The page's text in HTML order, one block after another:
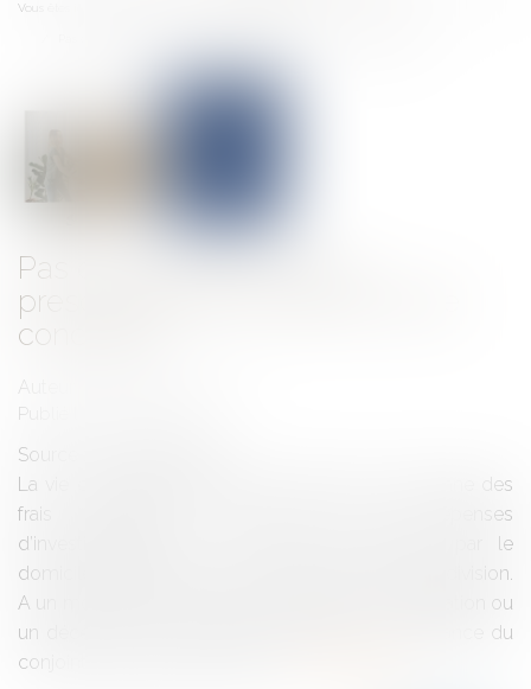
Vous êtes ici :
Pas de suspension de la
prescription des créances entre
concubins
Auteur : PROVANSAL Alain
Publié le :
Source :
La vie commune entre deux personnes occasionne des
frais quotidiens mais aussi des dépenses
d’investissement ou de travaux occasionnés par le
domicile appartenant à l’un ou à l’autre ou à leur indivision.
A un moment ou à un autre peut arriver une séparation ou
un décès et se pose alors la question de la créance du
conjoint qui a payé ces dépen...